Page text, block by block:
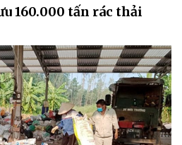
160.000 tấn rác thải